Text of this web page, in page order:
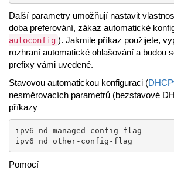
Další parametry umožňují nastavit
doba preferování, zákaz automatické
autoconfig ). Jakmile příkaz použijete,
rozhraní automatické ohlašování a budou
prefixy vámi uvedené.
Stavovou automatickou konfiguraci (
nesměrovacích parametrů (bezstavové
příkazy
ipv6 nd managed-config-flag
ipv6 nd other-config-flag
Pomocí